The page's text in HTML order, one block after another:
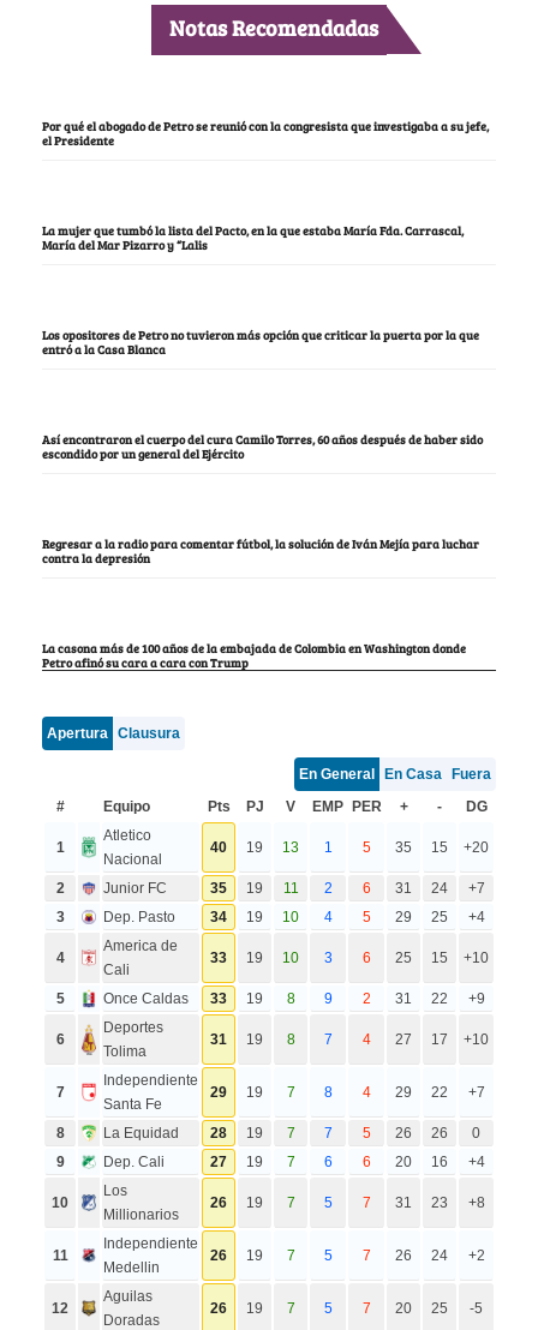
Notas Recomendadas
Por qué el abogado de Petro se reunió con la congresista que investigaba a su jefe,
el Presidente
La mujer que tumbó la lista del Pacto, en la que estaba María Fda. Carrascal,
María del Mar Pizarro y “Lalis
Los opositores de Petro no tuvieron más opción que criticar la puerta por la que
entró a la Casa Blanca
Así encontraron el cuerpo del cura Camilo Torres, 60 años después de haber sido
escondido por un general del Ejército
Regresar a la radio para comentar fútbol, la solución de Iván Mejía para luchar
contra la depresión
La casona más de 100 años de la embajada de Colombia en Washington donde
Petro afinó su cara a cara con Trump
Apertura Clausura
En General En Casa
Fuera
#
Equipo Pts PJ V EMP PER + - DG
1
Atletico
Nacional
40 19 13 1 5 35 15 +20
2 Junior FC 35 19 11 2 6 31 24
+7
3
Dep. Pasto 34 19 10 4 5 29 25 +4
4
America de
Cali
33 19 10 3 6 25 15 +10
5 Once Caldas 33 19 8 9 2 31 22 +9
6
Deportes
Tolima
31 19 8 7 4 27 17 +10
7
Independiente
Santa Fe
29 19 7 8 4 29 22 +7
8 La Equidad 28 19 7 7 5 26 26
0
9
Dep. Cali 27 19 7 6 6 20 16 +4
10
Los
Millionarios
26 19 7 5 7 31 23 +8
11
Independiente
Medellin
26 19 7 5 7 26 24 +2
12
Aguilas
Doradas
26 19 7 5 7 20 25 -5